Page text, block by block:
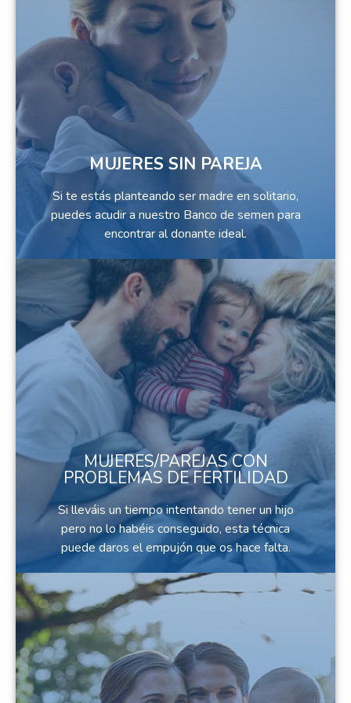
MUJERES SIN PAREJA
Si te estás planteando ser madre en solitario,
puedes acudir a nuestro Banco de semen para
encontrar al donante ideal.
MUJERES/PAREJAS CON
PROBLEMAS DE FERTILIDAD
Si lleváis un tiempo intentando tener un hijo
pero no lo habéis conseguido, esta técnica
puede daros el empujón que os hace falta.